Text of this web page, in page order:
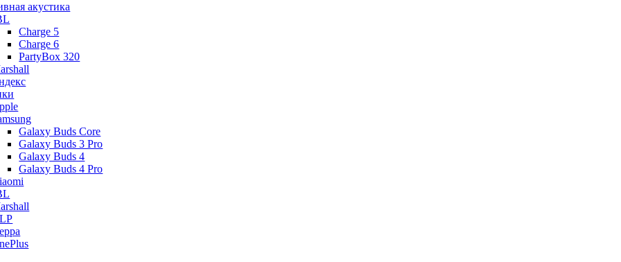
акустика
Charge 5
Charge 6
PartyBox 320
Galaxy Buds Core
Galaxy Buds 3 Pro
Galaxy Buds 4
Galaxy Buds 4 Pro